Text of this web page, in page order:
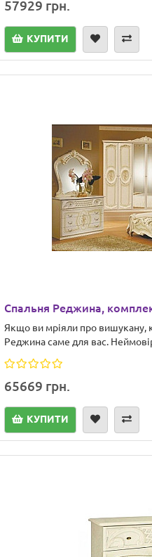
57929 грн.
КУПИТИ
Спальня Реджина,
Якщо ви мріяли про вишукану,
Реджина саме для вас.
65669 грн.
КУПИТИ